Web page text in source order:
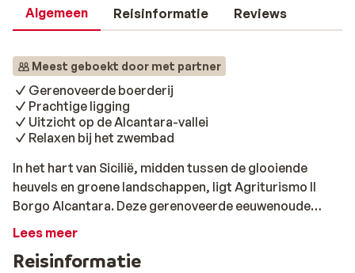
Algemeen Reisinformatie Reviews
Meest geboekt door met partner
Gerenoveerde boerderij
Prachtige ligging
Uitzicht op de Alcantara-vallei
Relaxen bij het zwembad
In het hart van Sicilië, midden tussen de glooiende
heuvels en groene landschappen, ligt Agriturismo Il
Borgo Alcantara. Deze gerenoveerde eeuwenoude
boerderij wordt omringd door olijfbomen, wijngaarden
uitzicht. Het resort heeft de originele structuur aan de
Lees meer
Reisinformatie